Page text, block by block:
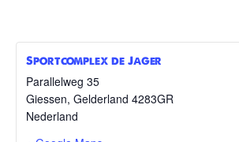
Sportcomplex de Jager
Parallelweg 35
Giessen, Gelderland 4283GR
Nederland